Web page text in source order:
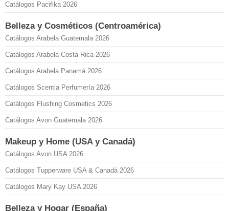
Catálogos Pacifika 2026
Belleza y Cosméticos (Centroamérica)
Catálogos Arabela Guatemala 2026
Catálogos Arabela Costa Rica 2026
Catálogos Arabela Panamá 2026
Catálogos Scentia Perfumería 2026
Catálogos Flushing Cosmetics 2026
Catálogos Avon Guatemala 2026
Makeup y Home (USA y Canadá)
Catálogos Avon USA 2026
Catálogos Tupperware USA & Canadá 2026
Catálogos Mary Kay USA 2026
Belleza y Hogar (España)